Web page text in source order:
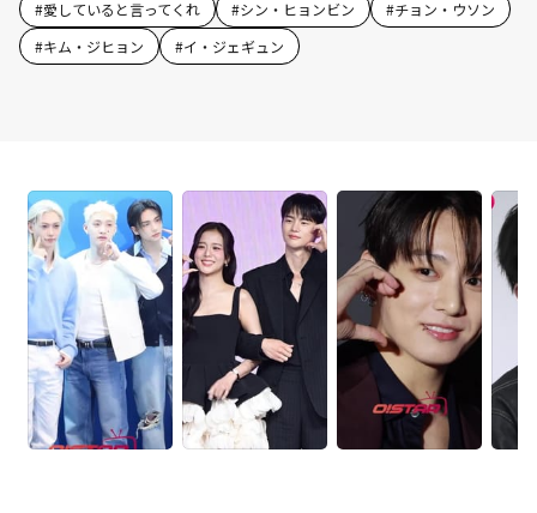
#愛していると言ってくれ #シン・ヒョンビン #チョン・ウソン
#キム・ジヒョン #イ・ジェギュン